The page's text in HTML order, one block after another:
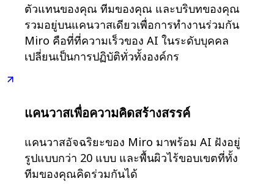
การออกแบบองค์กร
โซลูชัน
ตามกลุ่มธุรกิจ
Enterprise
ธุรกิจขนาดเล็ก
ดิจิทัล
การผลิต
ค้าปลีก
บริการทางการเงิน
ตัวแทนของคุณ ทีมของคุณ และบริบทของคุณ
รวมอยู่บนแคนวาสเดียวเพื่อการทำงานร่วมกัน
Miro คือที่ที่ความเร็วของ AI ในระดับบุคคล
เปลี่ยนเป็นการปฏิบัติทั่วทั้งองค์กร
แคนวาสเพื่อความคิดสร้างสรรค์
แคนวาสอัจฉริยะของ Miro มาพร้อม AI ฝังอยู่
รูปแบบกว่า 20 แบบ และพื้นผิวไร้ขอบเขตที่ทั้ง
ทีมของคุณคิดร่วมกันได้